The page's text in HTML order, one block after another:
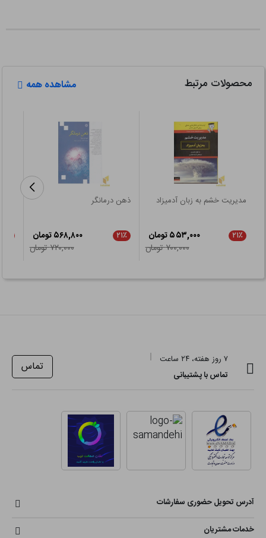
محصولات مرتبط مشاهده همه
مدیریت خشم به زبان آدمیزاد
۲۱٪
۵۵۳,۰۰۰ تومان
۷۰۰,۰۰۰ تومان
ذهن درمانگر
۲۱٪
۵۶۸,۸۰۰ تومان
۷۲۰,۰۰۰ تومان
۷ روز هفته، ۲۴ ساعت
تماس با پشتیبانی
تماس
آدرس تحویل حضوری سفارشات
خدمات مشتریان